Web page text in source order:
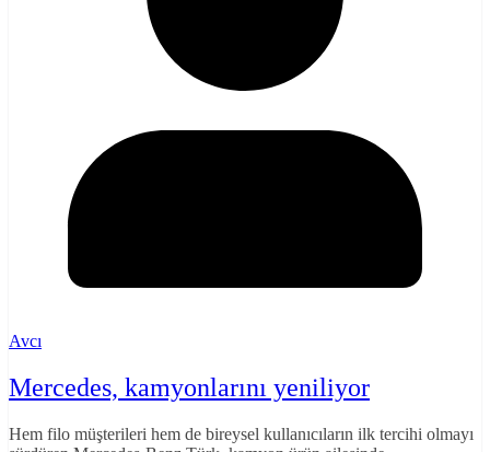
Avcı
Mercedes, kamyonlarını yeniliyor
Hem filo müşterileri hem de bireysel kullanıcıların ilk tercihi olmayı